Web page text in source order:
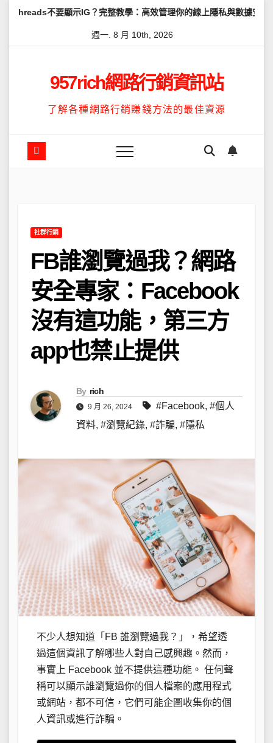
IG？完整教學：高效管理你的線上隱私與數據安全 怎麼讓
週一. 8 月 10th, 2026
957rich網路行銷資訊站
了解各種網路行銷賺錢方法的最佳資源
社群行銷
FB誰瀏覽過我？網路
安全專家：Facebook
沒有這功能，第三方
app也禁止提供
By rich
9 月 26, 2024 #Facebook, #個人
資料, #瀏覽紀錄, #詐騙, #隱私
不少人想知道「FB 誰瀏覽過我？」，希望透
過這個資訊了解哪些人對自己感興趣。然而，
事實上 Facebook 並不提供這種功能。 任何聲
稱可以顯示誰瀏覽過你的個人檔案的應用程式
或網站，都不可信，它們可能企圖收集你的個
人資訊或進行詐騙。